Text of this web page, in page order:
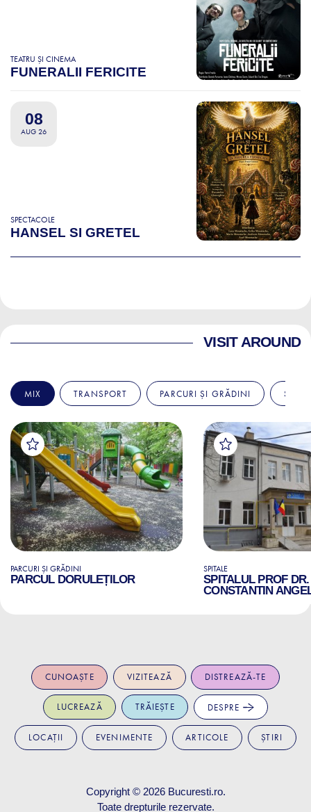
TEATRU ȘI CINEMA
FUNERALII FERICITE
08
AUG 26
SPECTACOLE
HANSEL SI GRETEL
VISIT AROUND
MIX TRANSPORT PARCURI ȘI GRĂDINI
PARCURI ȘI GRĂDINI
PARCUL DORULEȚILOR
SPITALE
SPITALUL PROF DR.
CONSTANTIN
CUNOAȘTE VIZITEAZĂ DISTREAZĂ-TE
LUCREAZĂ TRĂIEȘTE DESPRE
LOCAȚII EVENIMENTE ARTICOLE ȘTIRI
Copyright © 2026 Bucuresti.ro.
Toate drepturile rezervate.